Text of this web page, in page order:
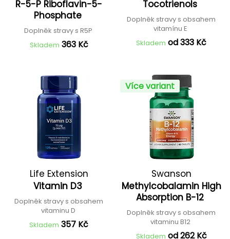
R-5-P Riboflavin-5-
Phosphate
Doplněk stravy s R5P
Skladem 363 Kč
Tocotrienols
Doplněk stravy s obsahem
vitamínu E
Skladem od 333 Kč
Life Extension
Vitamin D3
Doplněk stravy s obsahem
vitaminu D
Skladem 357 Kč
Více variant
Swanson
Methylcobalamin High
Absorption B-12
Doplněk stravy s obsahem
vitaminu B12
Skladem od 262 Kč